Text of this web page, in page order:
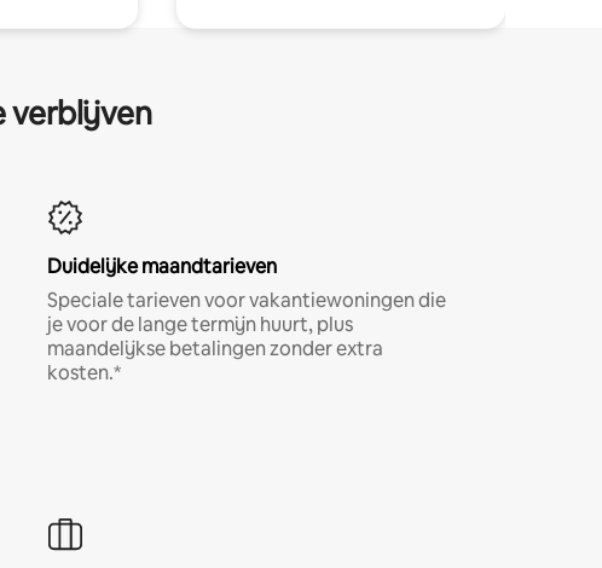
verblijven
Duidelijke maandtarieven
Speciale tarieven voor vakantiewoningen die
je voor de lange termijn huurt, plus
maandelijkse betalingen zonder extra
kosten.*